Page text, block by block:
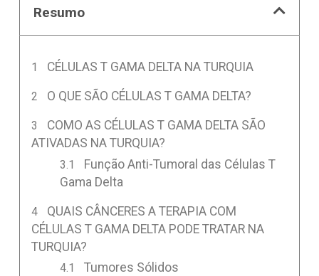
Resumo
CÉLULAS T GAMA DELTA NA TURQUIA
O QUE SÃO CÉLULAS T GAMA DELTA?
COMO AS CÉLULAS T GAMA DELTA SÃO
ATIVADAS NA TURQUIA?
Função Anti-Tumoral das Células T
Gama Delta
QUAIS CÂNCERES A TERAPIA COM
CÉLULAS T GAMA DELTA PODE TRATAR NA
TURQUIA?
Tumores Sólidos